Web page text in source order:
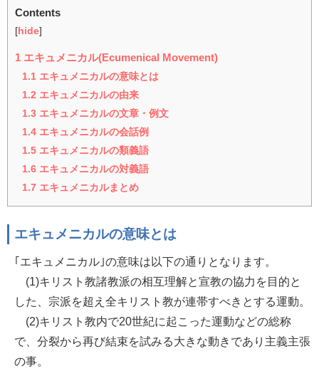
Contents
[ hide]
1 エキュメニカル(Ecumenical Movement)
1.1 エキュメニカルの意味とは
1.2 エキュメニカルの由来
1.3 エキュメニカルの文章・例文
1.4 エキュメニカルの会話例
1.5 エキュメニカルの類義語
1.6 エキュメニカルの対義語
1.7 エキュメニカルまとめ
エキュメニカルの意味とは
｢エキュメニカル｣の意味は以下の通りとなります。
(1)キリスト教諸教派の相互理解と宣教の協力を目的と
した、宗派を超え全キリスト教が連帯すべきとする運動。
(2)キリスト教内で20世紀に起こった運動などの総称
で、分裂から再び結束を試みる大きな動きであり主義主張
の事。